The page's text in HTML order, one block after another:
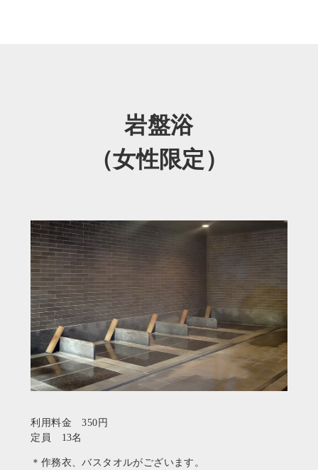
岩盤浴
（女性限定）
利用料金 350円
定員 13名
＊作務衣、バスタオルがございます。